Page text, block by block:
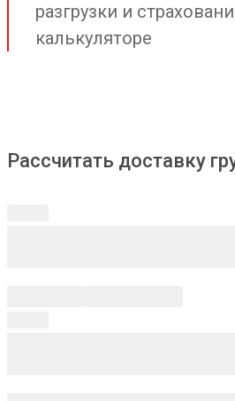
разгрузки и
калькуляторе
Рассчитать доставку